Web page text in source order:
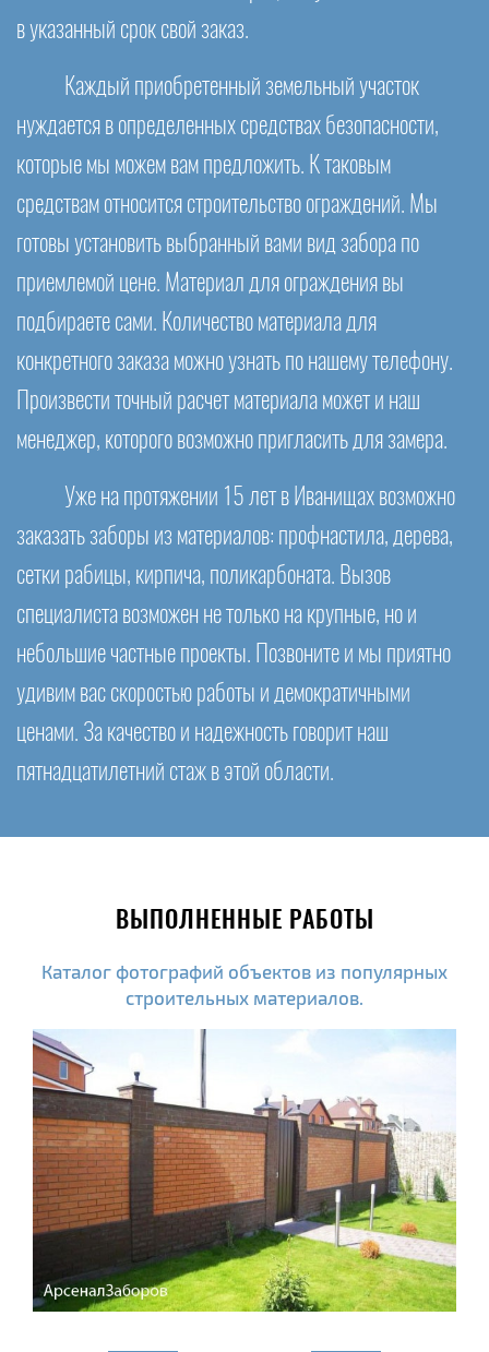
в указанный срок свой заказ.
Каждый приобретенный земельный участок
нуждается в определенных средствах безопасности,
которые мы можем вам предложить. К таковым
средствам относится строительство ограждений. Мы
готовы установить выбранный вами вид забора по
приемлемой цене. Материал для ограждения вы
подбираете сами. Количество материала для
конкретного заказа можно узнать по нашему телефону.
Произвести точный расчет материала может и наш
менеджер, которого возможно пригласить для замера.
Уже на протяжении 15 лет в Иванищах возможно
заказать заборы из материалов: профнастила, дерева,
сетки рабицы, кирпича, поликарбоната. Вызов
специалиста возможен не только на крупные, но и
небольшие частные проекты. Позвоните и мы приятно
удивим вас скоростью работы и демократичными
ценами. За качество и надежность говорит наш
пятнадцатилетний стаж в этой области.
ВЫПОЛНЕННЫЕ РАБОТЫ
Каталог фотографий объектов из популярных
строительных материалов.